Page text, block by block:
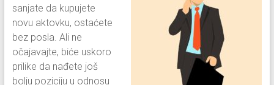
sanjate da kupujete
novu aktovku, ostaćete
bez posla. Ali ne
očajavajte, biće uskoro
prilike da nađete još
bolju poziciju u odnosu